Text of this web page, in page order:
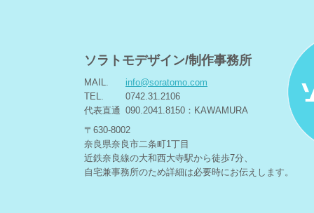
2018.01.02
昨年中はお世
2017.03.01
奈良市の都跡
KIITO
す。今後とも
ソラトモデザイン/制作事務所
MAIL.
info@soratomo.com
TEL.
0742.31.2106
代表直通 090.2041.8150：KAWAMURA
〒630-8002
奈良県奈良市二条町1丁目
近鉄奈良線の大和西大寺駅から徒歩7分、
自宅兼事務所のため詳細は必要時にお伝えします。